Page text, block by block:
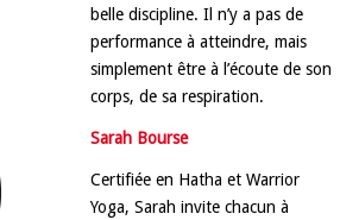
belle discipline. Il n’y a pas de
performance à atteindre, mais
simplement être à l’écoute de son
corps, de sa respiration.
Sarah Bourse
Certifiée en Hatha et Warrior
Yoga, Sarah invite chacun à